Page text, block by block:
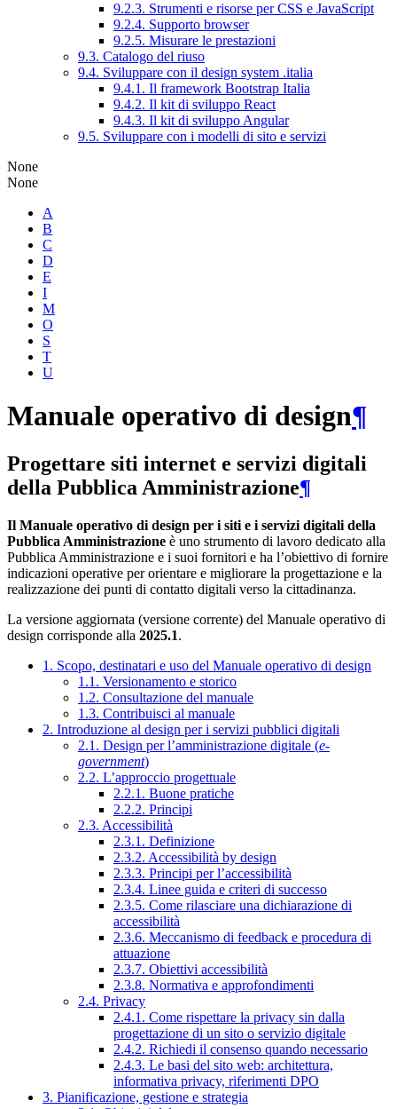
9.2.3. Strumenti e risorse per CSS e JavaScript
9.2.4. Supporto browser
9.2.5. Misurare le prestazioni
9.3. Catalogo del riuso
9.4. Sviluppare con il design system .italia
9.4.1. Il framework Bootstrap Italia
9.4.2. Il kit di sviluppo React
9.4.3. Il kit di sviluppo Angular
9.5. Sviluppare con i modelli di sito e servizi
None
None
A
B
C
D
E
I
M
O
S
T
U
Manuale operativo di design¶
Progettare siti internet e servizi digitali
della Pubblica Amministrazione¶
Il Manuale operativo di design per i siti e i servizi digitali della
Pubblica Amministrazione è uno strumento di lavoro dedicato alla
Pubblica Amministrazione e i suoi fornitori e ha l’obiettivo di fornire
indicazioni operative per orientare e migliorare la progettazione e la
realizzazione dei punti di contatto digitali verso la cittadinanza.
La versione aggiornata (versione corrente) del Manuale operativo di
design corrisponde alla 2025.1.
1. Scopo, destinatari e uso del Manuale operativo di design
1.1. Versionamento e storico
1.2. Consultazione del manuale
1.3. Contribuisci al manuale
2. Introduzione al design per i servizi pubblici digitali
2.1. Design per l’amministrazione digitale (e-
government)
2.2. L’approccio progettuale
2.2.1. Buone pratiche
2.2.2. Principi
2.3. Accessibilità
2.3.1. Definizione
2.3.2. Accessibilità by design
2.3.3. Principi per l’accessibilità
2.3.4. Linee guida e criteri di successo
2.3.5. Come rilasciare una dichiarazione di
accessibilità
2.3.6. Meccanismo di feedback e procedura di
attuazione
2.3.7. Obiettivi accessibilità
2.3.8. Normativa e approfondimenti
2.4. Privacy
2.4.1. Come rispettare la privacy sin dalla
progettazione di un sito o servizio digitale
2.4.2. Richiedi il consenso quando necessario
2.4.3. Le basi del sito web: architettura,
informativa privacy, riferimenti DPO
3. Pianificazione, gestione e strategia